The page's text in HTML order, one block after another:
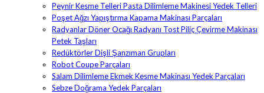
Peynir Kesme Telleri Pasta Dilimleme Makinesi Yedek Telleri
Poşet Ağzı Yapıştırma Kapama Makinası Parçaları
Radyanlar Döner Ocağı Radyanı Tost Piliç Çevirme Makinası
Petek Taşları
Redüktörler Dişli Şanzıman Grupları
Robot Coupe Parçaları
Salam Dilimleme Ekmek Kesme Makinası Yedek Parçaları
Sebze Doğrama Yedek Parçaları